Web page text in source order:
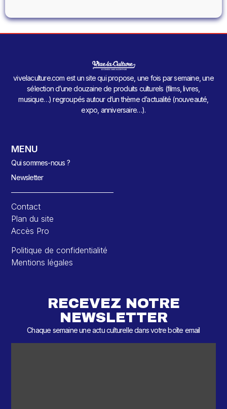
vivelaculture.com est un site qui propose, une fois par semaine, une
sélection d’une douzaine de produits culturels (films, livres,
musique…) regroupés autour d’un thème d’actualité (nouveauté,
expo, anniversaire…).
MENU
Qui sommes-nous ?
Newsletter
Contact
Plan du site
Accès Pro
Politique de confidentialité
Mentions légales
RECEVEZ NOTRE
NEWSLETTER
Chaque semaine une actu culturelle dans votre boîte email